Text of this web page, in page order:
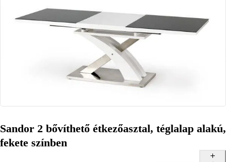
Sandor 2 bővíthető étkezőasztal, téglalap alakú,
fekete színben